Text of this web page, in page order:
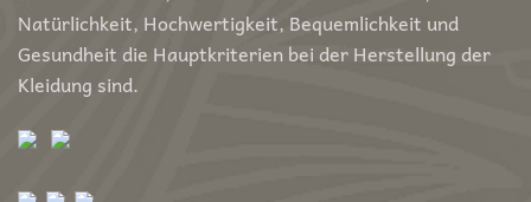
Natürlichkeit, Hochwertigkeit, Bequemlichkeit und
Gesundheit die Hauptkriterien bei der Herstellung der
Kleidung sind.